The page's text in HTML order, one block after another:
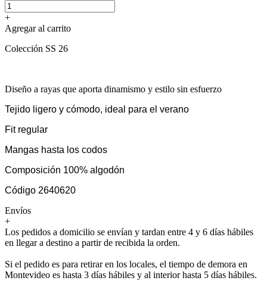
+
Agregar al carrito
Colección SS 26
Diseño a rayas que aporta dinamismo y estilo sin esfuerzo
Tejido ligero y cómodo, ideal para el verano
Fit regular
Mangas hasta los codos
Composición 100% algodón
Código 2640620
Envíos
+
Los pedidos a domicilio se envían y tardan entre 4 y 6 días hábiles
en llegar a destino a partir de recibida la orden.
Si el pedido es para retirar en los locales, el tiempo de demora en
Montevideo es hasta 3 días hábiles y al interior hasta 5 días hábiles.